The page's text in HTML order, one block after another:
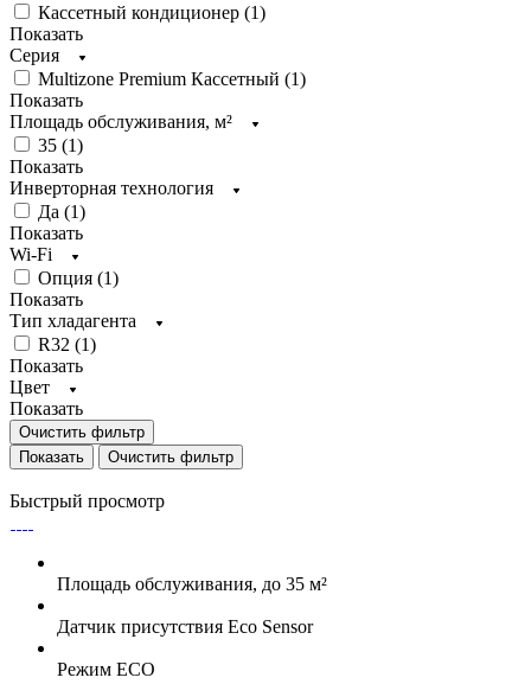
Кассетный кондиционер (1)
Показать
Серия
Multizone Premium Кассетный (1)
Показать
Площадь обслуживания, м²
35 (1)
Показать
Инверторная технология
Да (1)
Показать
Wi-Fi
Опция (1)
Показать
Тип хладагента
R32 (1)
Показать
Цвет
Показать
Очистить фильтр
Очистить фильтр
Быстрый просмотр
Площадь обслуживания, до 35 м²
Датчик присутствия Eco Sensor
Режим ECO